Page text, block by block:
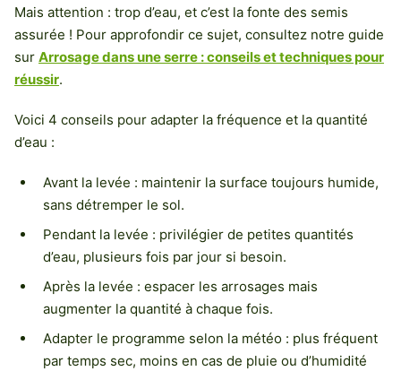
Mais attention : trop d’eau, et c’est la fonte des semis
assurée ! Pour approfondir ce sujet, consultez notre guide
sur Arrosage dans une serre : conseils et techniques pour
réussir.
Voici 4 conseils pour adapter la fréquence et la quantité
d’eau :
Avant la levée : maintenir la surface toujours humide,
sans détremper le sol.
Pendant la levée : privilégier de petites quantités
d’eau, plusieurs fois par jour si besoin.
Après la levée : espacer les arrosages mais
augmenter la quantité à chaque fois.
Adapter le programme selon la météo : plus fréquent
par temps sec, moins en cas de pluie ou d’humidité